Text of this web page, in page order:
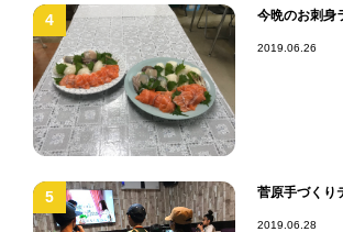
4 今晩のお刺身
2019.06.26
5 菅原手づくり
2019.06.28